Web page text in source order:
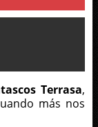
Terrasa,
más nos